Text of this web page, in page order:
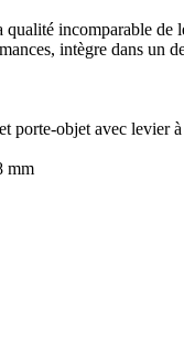
incomparable de
intègre dans un
porte-objet avec levier
mm